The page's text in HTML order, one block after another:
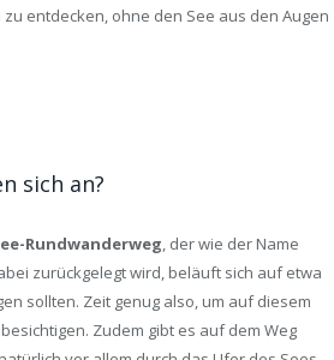
entdecken, ohne den See aus den Augen
sich an?
Rundwanderweg, der wie der Name
zurückgelegt wird, beläuft sich auf etwa
sollten. Zeit genug also, um auf diesem
Zudem gibt es auf dem Weg